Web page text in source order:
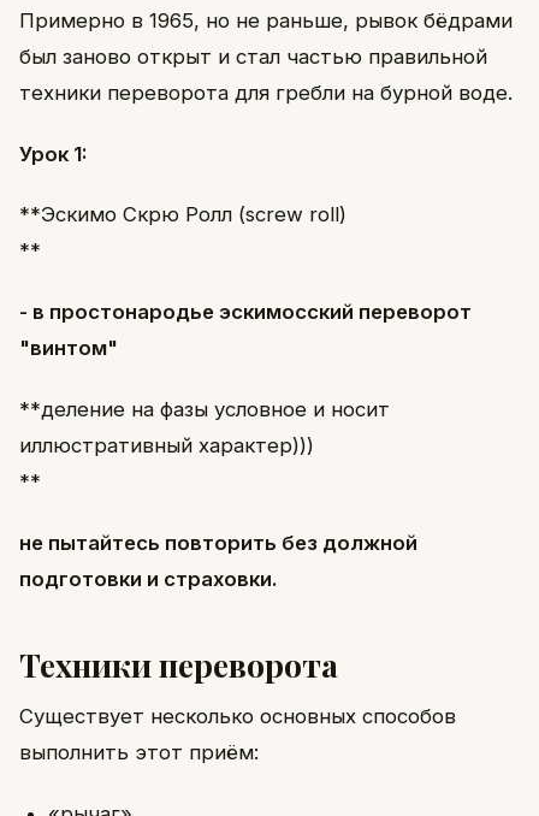
Примерно в 1965, но не раньше, рывок бёдрами
был заново открыт и стал частью правильной
техники переворота для гребли на бурной воде.
Урок 1:
**Эскимо Скрю Ролл (screw roll)
**
- в простонародье эскимосский переворот
"винтом"
**деление на фазы условное и носит
иллюстративный характер)))
**
не пытайтесь повторить без должной
подготовки и страховки.
Техники переворота
Существует несколько основных способов
выполнить этот приём: